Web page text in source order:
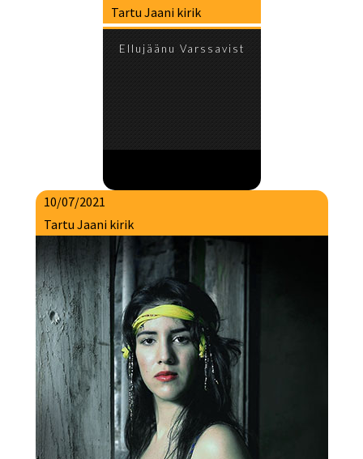
Tartu Jaani kirik
Ellujäänu Varssavist
10/07/2021
Tartu Jaani kirik